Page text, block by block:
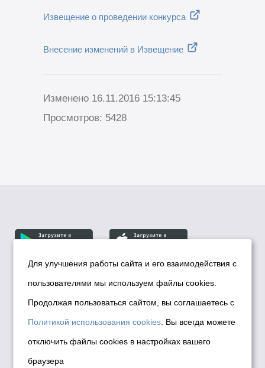
Извещение о проведении конкурса
Внесение изменений в Извещение
Изменено 16.11.2016 15:13:45
Просмотров: 5428
© Департамент информационной политики мэрии
города Новосибирска, 2026
Политика использования Cookies
Политика по обработке персональных
данных в информационных системах
мэрии города Новосибирска
Для улучшения работы сайта и его взаимодействия с
пользователями мы используем файлы cookies.
Продолжая пользоваться сайтом, вы соглашаетесь с
Политикой использования cookies . Вы всегда можете
отключить файлы cookies в настройках вашего
браузера